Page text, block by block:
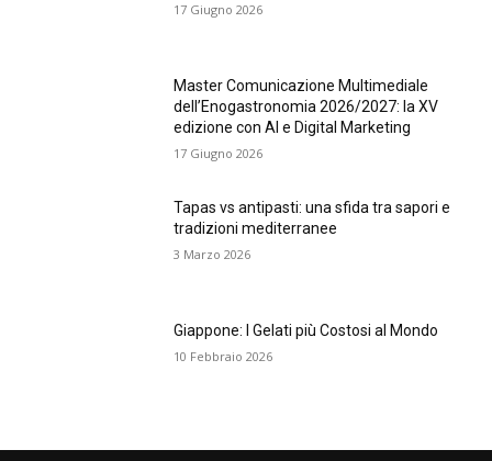
17 Giugno 2026
Master Comunicazione Multimediale
dell’Enogastronomia 2026/2027: la XV
edizione con AI e Digital Marketing
17 Giugno 2026
Tapas vs antipasti: una sfida tra sapori e
tradizioni mediterranee
3 Marzo 2026
Giappone: I Gelati più Costosi al Mondo
10 Febbraio 2026